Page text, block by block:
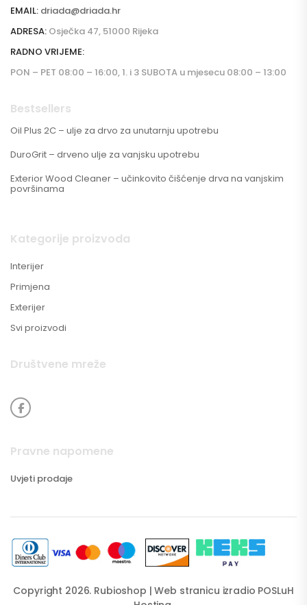
EMAIL: driada@driada.hr
ADRESA: Osječka 47, 51000 Rijeka
RADNO VRIJEME:
PON – PET 08:00 – 16:00, 1. i 3 SUBOTA u mjesecu 08:00 – 13:00
Bestsellers
Oil Plus 2C – ulje za drvo za unutarnju upotrebu
DuroGrit – drveno ulje za vanjsku upotrebu
Exterior Wood Cleaner – učinkovito čišćenje drva na vanjskim
površinama
Kategorije proizvoda
Interijer
Primjena
Exterijer
Svi proizvodi
Društvene mreže
Pravne napomene
Uvjeti prodaje
Copyright 2026. Rubioshop | Web stranicu izradio POSLuH